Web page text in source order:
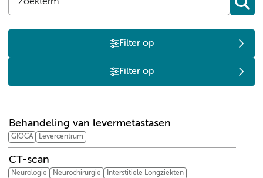
Filter op
Filter op
Behandeling van levermetastasen
GIOCA Levercentrum
CT-scan
Neurologie Neurochirurgie
Interstitiele Longziekten